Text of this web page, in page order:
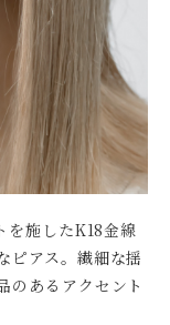
を施したK18金線
ピアス。繊細な揺
のあるアクセント